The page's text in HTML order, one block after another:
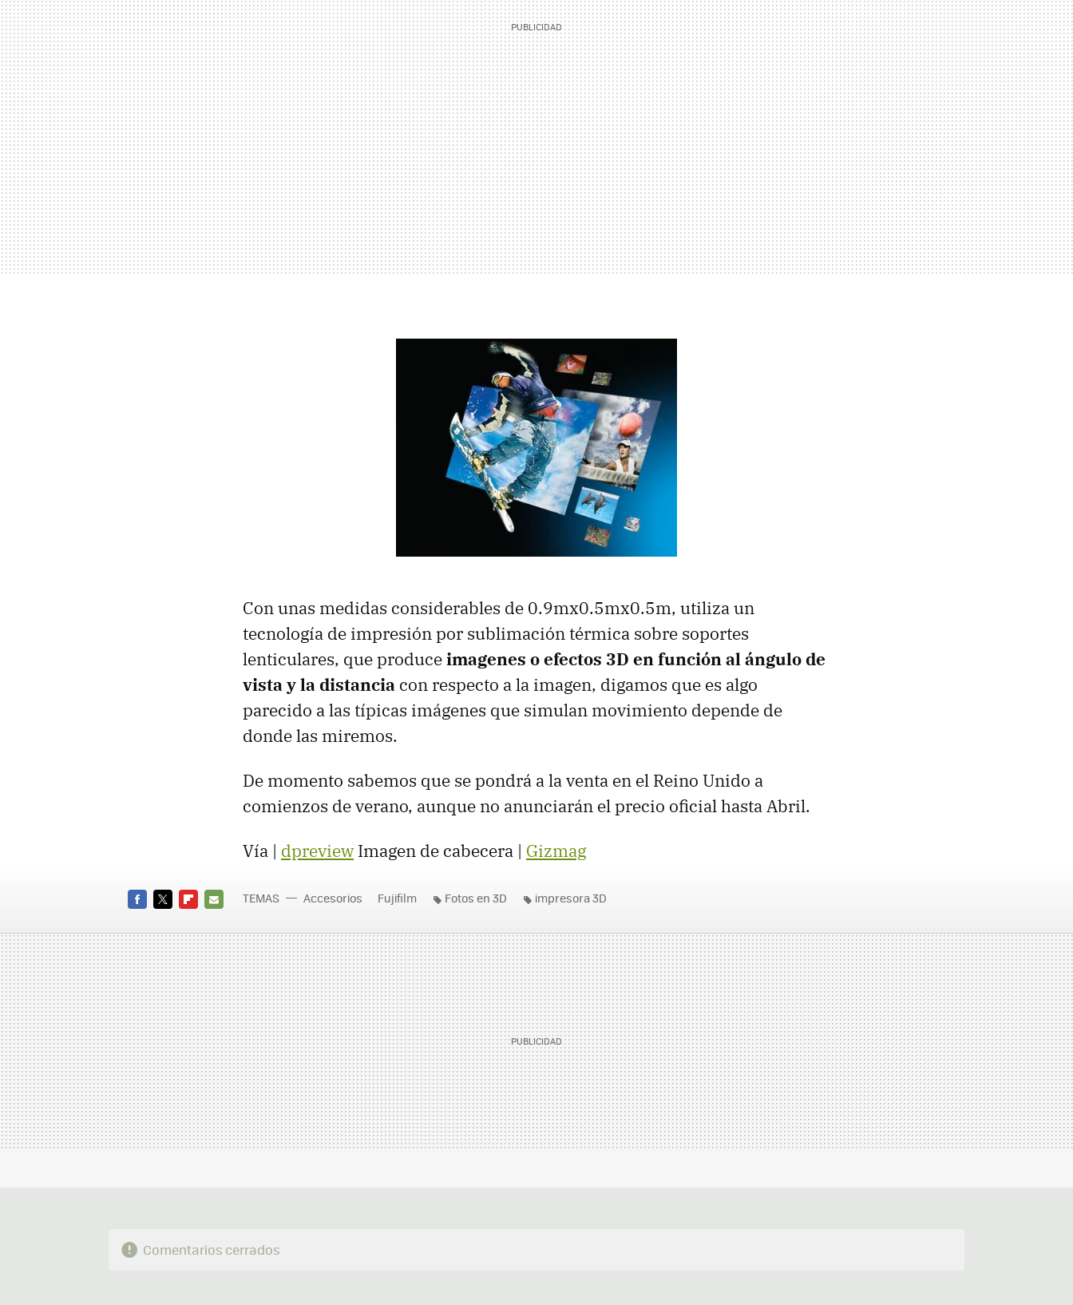
Con unas medidas considerables de 0.9mx0.5mx0.5m, utiliza un
tecnología de impresión por sublimación térmica sobre soportes
lenticulares, que produceimagenes o efectos 3D en función al ángulo de
vista y la distancia con respecto a la imagen, digamos que es algo
parecido a las típicas imágenes que simulan movimiento depende de
donde las miremos.
De momento sabemos que se pondrá a la venta en el Reino Unido a
comienzos de verano, aunque no anunciarán el precio oficial hasta Abril.
Vía | dpreviewImagen de cabecera | Gizmag
MAIL
TEMAS Accesorios Fujifilm Fotos en 3D impresora 3D
Comentarios cerrados